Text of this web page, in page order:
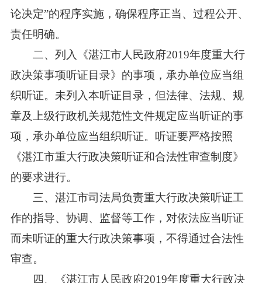
论决定”的程序实施，确保程序正当、过程公开、
责任明确。
二、列入《湛江市人民政府2019年度重大行
政决策事项听证目录》的事项，承办单位应当组
织听证。未列入本听证目录，但法律、法规、规
章及上级行政机关规范性文件规定应当听证的事
项，承办单位应当组织听证。听证要严格按照
《湛江市重大行政决策听证和合法性审查制度》
的要求进行。
三、湛江市司法局负责重大行政决策听证工
作的指导、协调、监督等工作，对依法应当听证
而未听证的重大行政决策事项，不得通过合法性
审查。
四、《湛江市人民政府2019年度重大行政决